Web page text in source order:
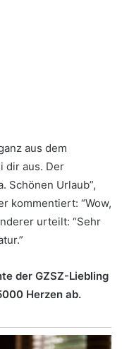
aus dem
dir aus. Der
Schönen Urlaub”,
kommentiert: “Wow,
urteilt: “Sehr
der GZSZ-Liebling
Herzen ab.